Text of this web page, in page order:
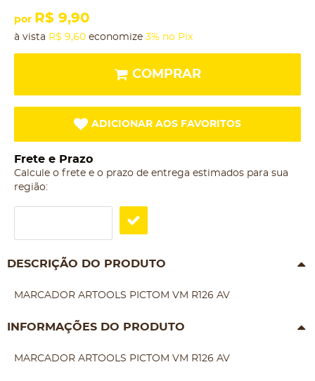
por R$ 9,90
à vista R$ 9,60 economize 3% no Pix
COMPRAR
ADICIONAR AOS FAVORITOS
Frete e Prazo
Calcule o frete e o prazo de entrega estimados para sua
região:
DESCRIÇÃO DO PRODUTO
MARCADOR ARTOOLS PICTOM VM R126 AV
INFORMAÇÕES DO PRODUTO
MARCADOR ARTOOLS PICTOM VM R126 AV